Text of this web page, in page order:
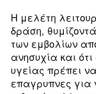
Η μελέτη
δράση,
των εμβολίων
ανησυχία και
υγείας πρέπει
επαγρυπνες για